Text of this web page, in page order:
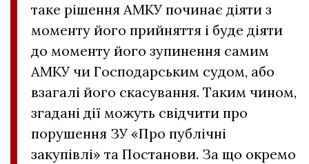
таке рішення АМКУ починає діяти з
моменту його прийняття і буде діяти
до моменту його зупинення самим
АМКУ чи Господарським судом, або
взагалі його скасування. Таким чином,
згадані дії можуть свідчити про
порушення ЗУ «Про публічні
закупівлі» та Постанови. За що окремо